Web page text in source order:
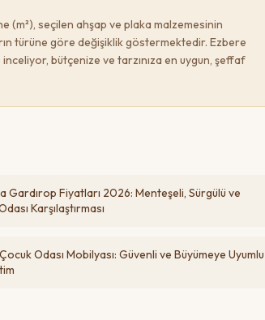
(m²), seçilen ahşap ve plaka malzemesinin
türüne göre değişiklik göstermektedir. Ezbere
bütçenize ve tarzınıza en uygun, şeffaf
Gardırop Fiyatları 2026: Menteşeli, Sürgülü ve
Karşılaştırması
Odası Mobilyası: Güvenli ve Büyümeye Uyumlu